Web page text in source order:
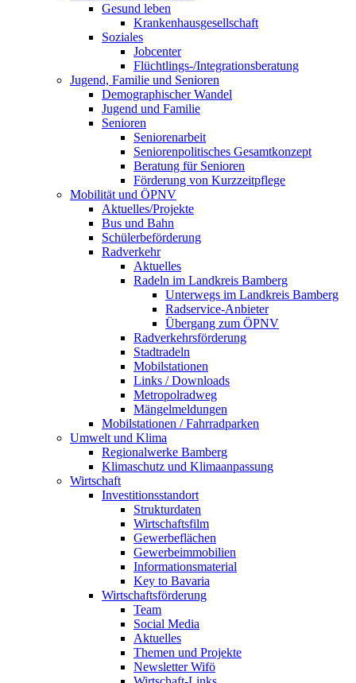
Gesund leben
Krankenhausgesellschaft
Soziales
Jobcenter
Flüchtlings-/Integrationsberatung
Jugend, Familie und Senioren
Demographischer Wandel
Jugend und Familie
Senioren
Seniorenarbeit
Seniorenpolitisches Gesamtkonzept
Beratung für Senioren
Förderung von Kurzzeitpflege
Mobilität und ÖPNV
Aktuelles/Projekte
Bus und Bahn
Schülerbeförderung
Radverkehr
Aktuelles
Radeln im Landkreis Bamberg
Unterwegs im Landkreis Bamberg
Radservice-Anbieter
Übergang zum ÖPNV
Radverkehrsförderung
Stadtradeln
Mobilstationen
Links / Downloads
Metropolradweg
Mängelmeldungen
Mobilstationen / Fahrradparken
Umwelt und Klima
Regionalwerke Bamberg
Klimaschutz und Klimaanpassung
Wirtschaft
Investitionsstandort
Strukturdaten
Wirtschaftsfilm
Gewerbeflächen
Gewerbeimmobilien
Informationsmaterial
Key to Bavaria
Wirtschaftsförderung
Team
Social Media
Aktuelles
Themen und Projekte
Newsletter Wifö